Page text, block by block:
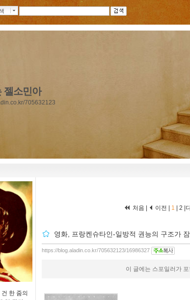
젤소민아
705632123
한 줌의
처음 | 이전 | 1 2
영화, 프랑켄슈타인-일방적 권능의 구조가
https://blog.aladin.co.kr/705632123/16986327
이 글에는 스포일러가